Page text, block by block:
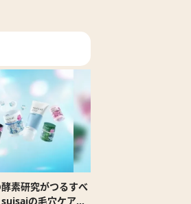
素研究がつるすべ
の毛穴ケア・